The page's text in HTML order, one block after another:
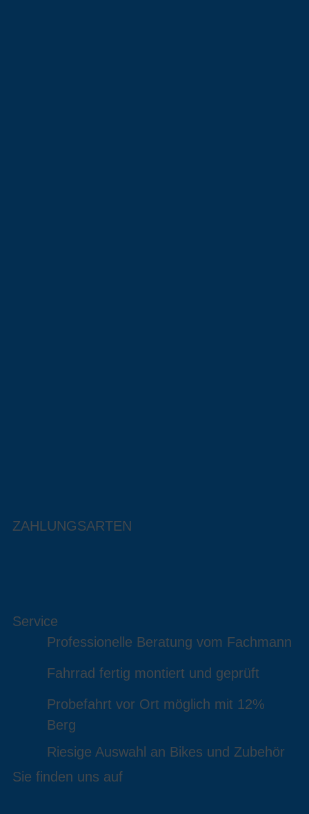
ZAHLUNGSARTEN
Service
Professionelle Beratung vom Fachmann
Fahrrad fertig montiert und geprüft
Probefahrt vor Ort möglich mit 12%
Berg
Riesige Auswahl an Bikes und Zubehör
Sie finden uns auf